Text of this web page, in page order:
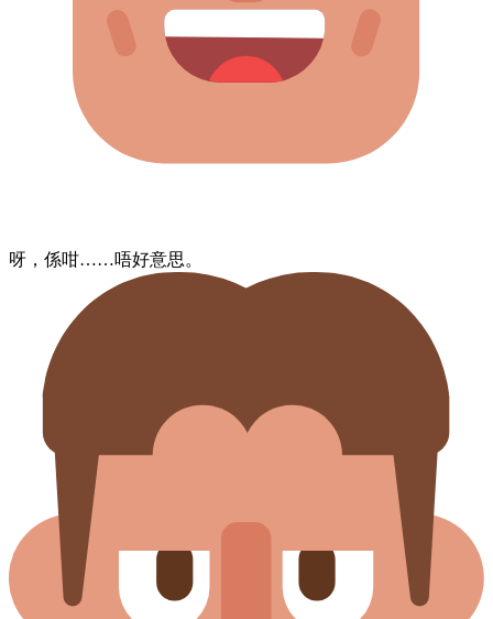
呀，​係咁……​唔好意思。